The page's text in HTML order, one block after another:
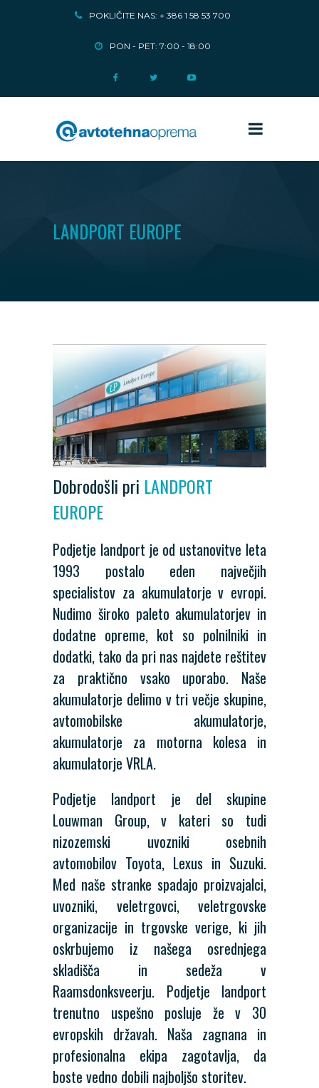
POKLIČITE NAS: + 386 1 58 53 700
PON - PET: 7:00 - 18:00
LANDPORT EUROPE
Dobrodošli pri LANDPORT
EUROPE
Podjetje landport je od ustanovitve leta
1993 postalo eden največjih
specialistov za akumulatorje v evropi.
Nudimo široko paleto akumulatorjev in
dodatne opreme, kot so polnilniki in
dodatki, tako da pri nas najdete reštitev
za praktično vsako uporabo. Naše
akumulatorje delimo v tri večje skupine,
avtomobilske akumulatorje,
akumulatorje za motorna kolesa in
akumulatorje VRLA.
Podjetje landport je del skupine
Louwman Group, v kateri so tudi
nizozemski uvozniki osebnih
avtomobilov Toyota, Lexus in Suzuki.
Med naše stranke spadajo proizvajalci,
uvozniki, veletrgovci, veletrgovske
organizacije in trgovske verige, ki jih
oskrbujemo iz našega osrednjega
skladišča in sedeža v
Raamsdonksveerju. Podjetje landport
trenutno uspešno posluje že v 30
evropskih državah. Naša zagnana in
profesionalna ekipa zagotavlja, da
boste vedno dobili najboljšo storitev.